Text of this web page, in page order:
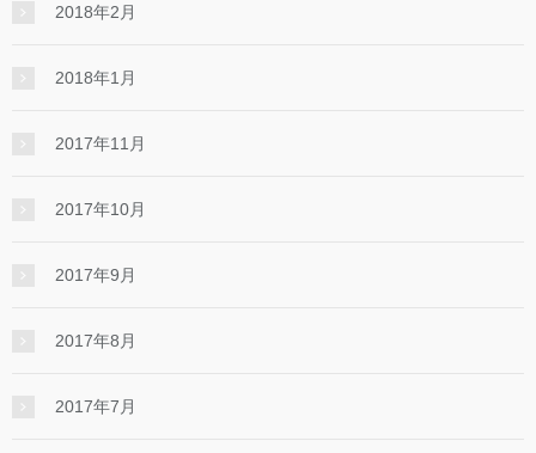
2018年2月
2018年1月
2017年11月
2017年10月
2017年9月
2017年8月
2017年7月